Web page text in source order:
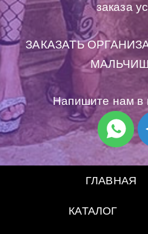
заказа
ЗАКАЗАТЬ
Напишите нам в
ГЛАВНАЯ
КАТАЛОГ